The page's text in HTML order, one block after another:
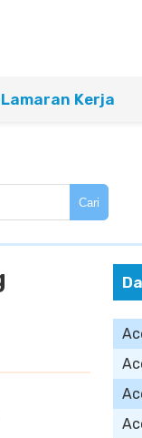
Lamaran Kerja
Cari